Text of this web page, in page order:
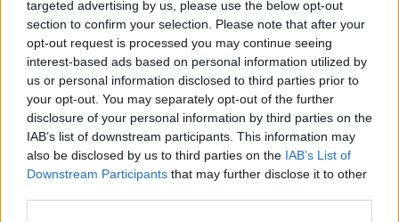
targeted advertising by us, please use the below opt-out
section to confirm your selection. Please note that after your
opt-out request is processed you may continue seeing
interest-based ads based on personal information utilized by
us or personal information disclosed to third parties prior to
your opt-out. You may separately opt-out of the further
disclosure of your personal information by third parties on the
IAB’s list of downstream participants. This information may
also be disclosed by us to third parties on the IAB’s List of
Downstream Participants that may further disclose it to other
претседателот на Здружението на ветерани на
бригадата Ненад Бужаниќ, државниот секретар
во Министерството за одбрана Драго
Матановиќ, министерот за хрватски ветерани
Томо Медвед и пратеникот во Парламентот
Анте Деур.
© Vecer.mk, правата за текстот се на редакцијата
Хорор во соседството - ГО